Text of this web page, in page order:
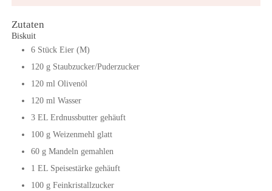
Zutaten
Biskuit
6 Stück Eier (M)
120 g Staubzucker/Puderzucker
120 ml Olivenöl
120 ml Wasser
3 EL Erdnussbutter gehäuft
100 g Weizenmehl glatt
60 g Mandeln gemahlen
1 EL Speisestärke gehäuft
100 g Feinkristallzucker